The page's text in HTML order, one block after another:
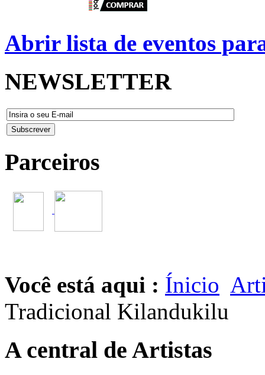
Abrir lista de eventos
NEWSLETTER
Parceiros
Você está aqui : Ínicio
Tradicional Kilandukilu
A central de Artistas